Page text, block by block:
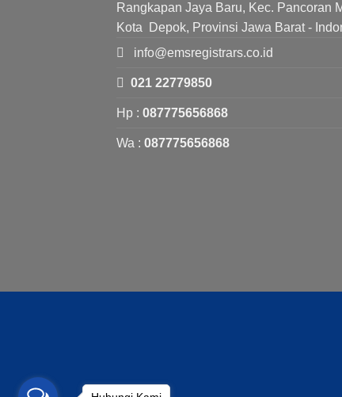
Rangkapan Jaya Baru, Kec. Pancoran
Kota Depok, Provinsi Jawa Barat -
info@emsregistrars.co.id
021 22779850
Hp : 087775656868
Wa : 087775656868